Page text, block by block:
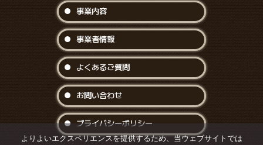
事業内容
事業者情報
よくあるご質問
お問い合わせ
プライバシーポリシー
よりよいエクスペリエンスを提供するため、当ウェブサイトでは